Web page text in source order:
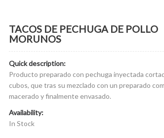
TACOS DE PECHUGA DE POLLO
MORUNOS
Quick description:
Producto preparado con pechuga inyectada
cubos, que tras su mezclado con un preparado
macerado y finalmente envasado.
Availability:
In Stock